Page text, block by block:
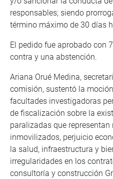
responsables; siendo
término máximo de 30 días
El pedido fue aprobado con
contra y una abstención.
Ariana Orué Medina,
comisión, sustentó la
facultades investigadoras
de fiscalización sobre la
paralizadas que
inmovilizados, perjuicio
la salud, infraestructura y
irregularidades en los
consultoría y construcción